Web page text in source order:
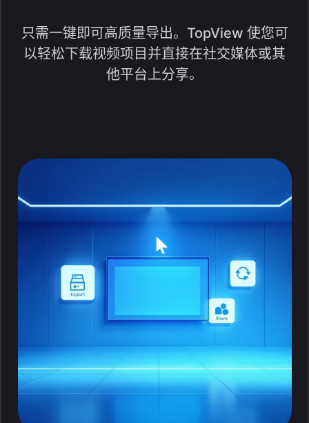
只需一键即可高质量导出。TopView 使您可
以轻松下载视频项目并直接在社交媒体或其
他平台上分享。